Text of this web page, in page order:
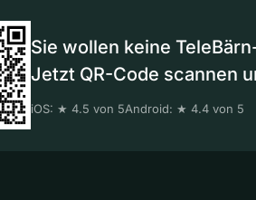
Sie wollen keine
Jetzt QR-Code scannen
iOS: ★ 4.5 von 5Android: ★ 4.4 von 5